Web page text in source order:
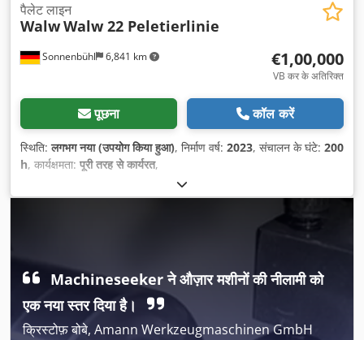
Sonnenbühl 6,841 km
पैलेट लाइन
WalwWalw 22 Peletierlinie
€1,00,000
VB कर के अतिरिक्त
पूछना कॉल करें
स्थिति:लगभग नया (उपयोग किया हुआ), निर्माण वर्ष: 2023, संचालन के घंटे: 200
h, कार्यक्षमता: पूरी तरह से कार्यरत,
Machineseeker ने औज़ार मशीनों की नीलामी को
एक नया स्तर दिया है।
क्रिस्टोफ़ बोबे, Amann Werkzeugmaschinen GmbH